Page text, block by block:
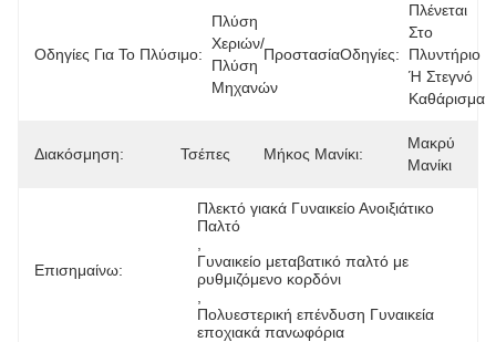
Οδηγίες Για Το Πλύσιμο:
Πλύση
Χεριών/
Πλύση
Μηχανών
ΠροστασίαΟδηγίες:
Πλένεται
Στο
Πλυντήριο
Ή Στεγνό
Καθάρισμα
Διακόσμηση: Τσέπες Μήκος Μανίκι:
Μακρύ
Μανίκι
Επισημαίνω:
Πλεκτό γιακά Γυναικείο Ανοιξιάτικο
Παλτό
Γυναικείο μεταβατικό παλτό με
ρυθμιζόμενο κορδόνι
Πολυεστερική επένδυση Γυναικεία
εποχιακά πανωφόρια